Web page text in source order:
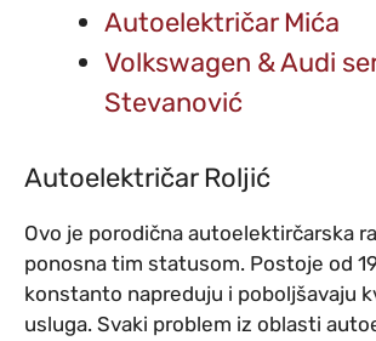
Autoelektričar Mića
Volkswagen & Audi
Stevanović
Autoelektričar Roljić
Ovo je porodična autoelektirčarska
ponosna tim statusom. Postoje od
konstanto napreduju i poboljšavaju
usluga. Svaki problem iz oblasti